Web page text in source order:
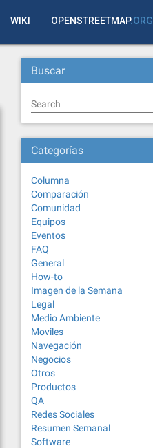
WIKI OPENSTREETMAP.ORG
Buscar
Search
Categorías
Columna
Comparación
Comunidad
Equipos
Eventos
FAQ
General
How-to
Imagen de la Semana
Legal
Medio Ambiente
Moviles
Navegación
Negocios
Otros
Productos
QA
Redes Sociales
Resumen Semanal
Software